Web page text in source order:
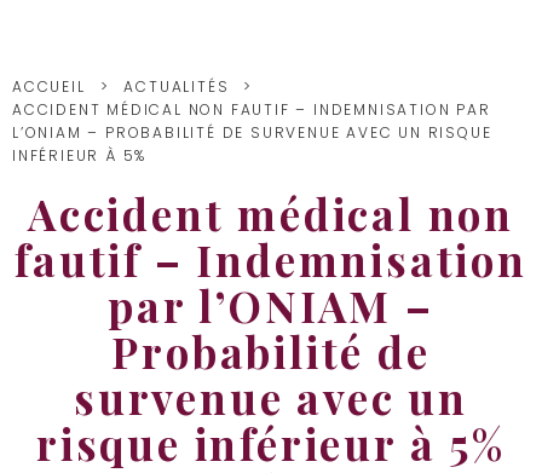
ACCUEIL
ACTUALITÉS
ACCIDENT MÉDICAL NON FAUTIF – INDEMNISATION PAR
L’ONIAM – PROBABILITÉ DE SURVENUE AVEC UN RISQUE
INFÉRIEUR À 5%
Accident médical non
fautif – Indemnisation
par l’ONIAM –
Probabilité de
survenue avec un
risque inférieur à 5%